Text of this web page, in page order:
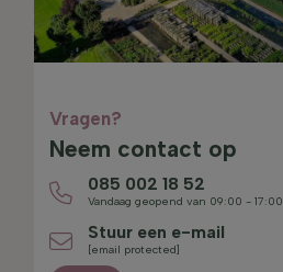
Vragen?
Neem contact op
085 002 18 52
Vandaag geopend van 09:00 - 17:00
Stuur een e-mail
[email protected]